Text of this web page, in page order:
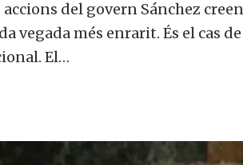
del govern Sánchez creen
vegada més enrarit. És el cas de
El…